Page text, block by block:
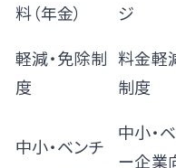
料（年金）
ジ
軽減・免除制
度
料金軽
制度
中小・ベンチ
中小・
ー企業